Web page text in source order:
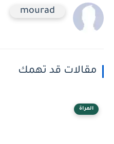
mourad
مقالات قد تهمك
المراة